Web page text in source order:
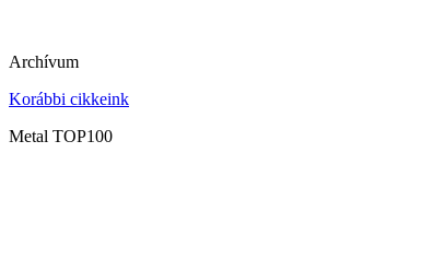
Archívum
Korábbi cikkeink
Metal TOP100